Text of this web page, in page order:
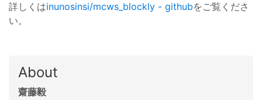
詳しくはinunosinsi/mcws_blockly - githubをご覧くださ
い。
About
齋藤毅